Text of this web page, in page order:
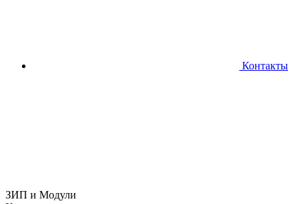
Контакты
ЗИП и Модули